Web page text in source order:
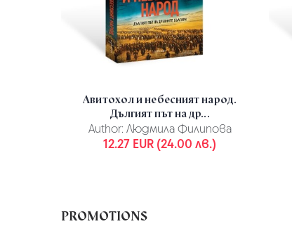
Авитохол и небесният народ.
Дългият път на др...
Author: Людмила Филипова
12.27 EUR (24.00 лв.)
PROMOTIONS